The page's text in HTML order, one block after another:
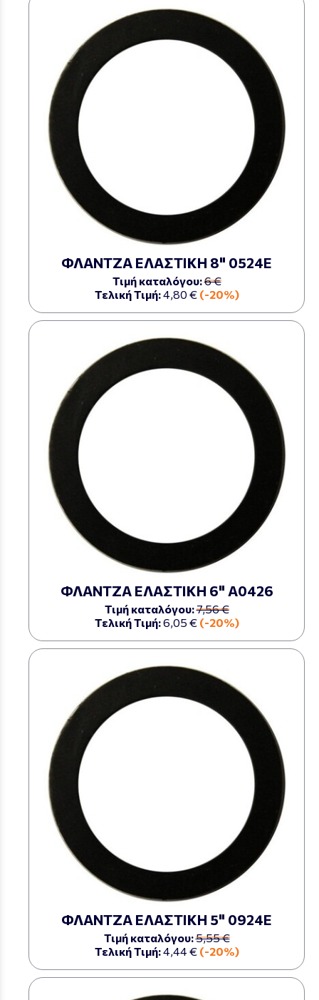
ΦΛΑΝΤΖΑ ΕΛΑΣΤΙΚΗ 8" 0524Ε
Τιμή καταλόγου:6 €
Τελική Τιμή:4,80 € (-20%)
ΦΛΑΝΤΖΑ ΕΛΑΣΤΙΚΗ 6" Α0426
Τιμή καταλόγου:7,56 €
Τελική Τιμή:6,05 € (-20%)
ΦΛΑΝΤΖΑ ΕΛΑΣΤΙΚΗ 5" 0924Ε
Τιμή καταλόγου:5,55 €
Τελική Τιμή:4,44 € (-20%)